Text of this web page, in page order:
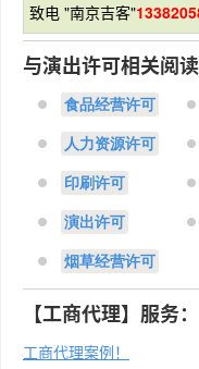
致电 "南京吉客"
与演出许可相关阅读
食品经营许可
人力资源许可
印刷许可
演出许可
烟草经营许可
【工商代理】服务：
工商代理案例！